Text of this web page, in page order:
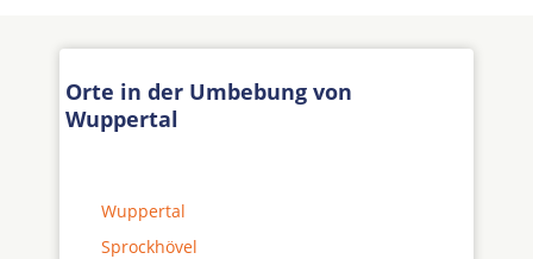
Orte in der Umbebung von
Wuppertal
Wuppertal
Sprockhövel